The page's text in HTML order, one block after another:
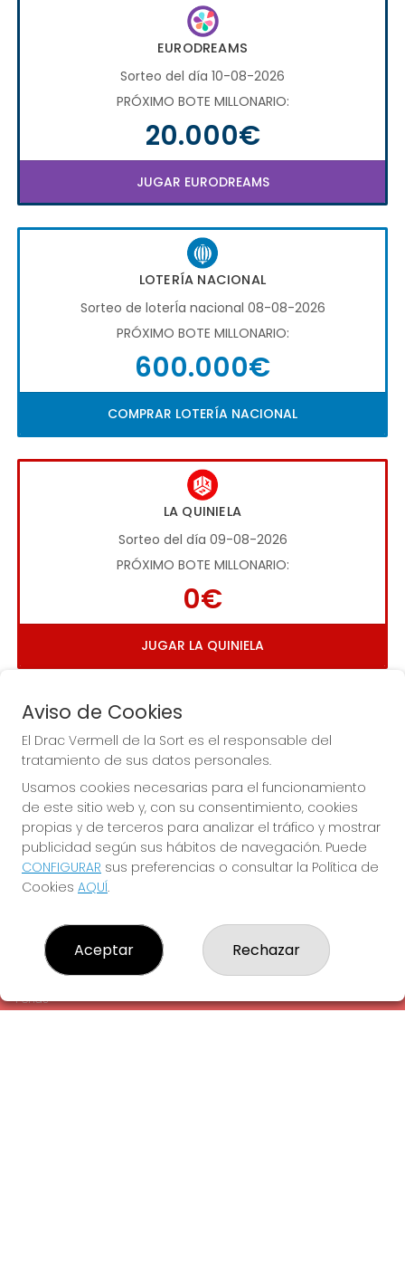
EURODREAMS
Sorteo del día 10-08-2026
PRÓXIMO BOTE MILLONARIO:
20.000€
JUGAR EURODREAMS
LOTERÍA NACIONAL
Sorteo de loterÍa nacional 08-08-2026
PRÓXIMO BOTE MILLONARIO:
600.000€
COMPRAR LOTERÍA NACIONAL
LA QUINIELA
Sorteo del día 09-08-2026
PRÓXIMO BOTE MILLONARIO:
0€
JUGAR LA QUINIELA
Imagen anterior
EL DRAC VERMELL DE LA SORT
¿Quiénes somos?
Comprar lotería
Contacto
Empresas
Peñas
Aviso de Cookies
El Drac Vermell de la Sort es el responsable del
tratamiento de sus datos personales.
Usamos cookies necesarias para el funcionamiento
de este sitio web y, con su consentimiento, cookies
propias y de terceros para analizar el tráfico y mostrar
publicidad según sus hábitos de navegación. Puede
CONFIGURAR sus preferencias o consultar la Política de
Cookies AQUÍ.
Aceptar Rechazar